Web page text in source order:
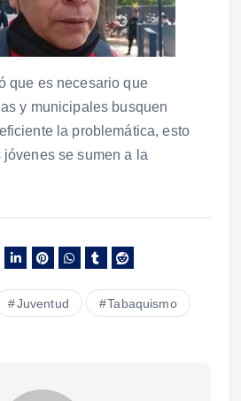
que es necesario que
y municipales busquen
la problemática, esto
se sumen a la
Juventud Tabaquismo